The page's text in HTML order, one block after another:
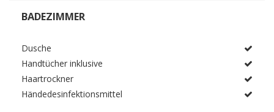
BADEZIMMER
Dusche
Handtücher inklusive
Haartrockner
Händedesinfektionsmittel